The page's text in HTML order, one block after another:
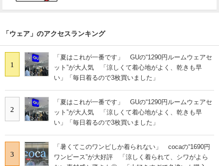
「ウェア」のアクセスランキング
1
「夏はこれが一番です」 GUの“1290円ルームウェアセ
ット”が大人気 「涼しくて着心地がよく、乾きも早
い」「毎日着るので3枚買いました」
2
「夏はこれが一番です」 GUの“1290円ルームウェアセ
ット”が大人気 「涼しくて着心地がよく、乾きも早
い」「毎日着るので3枚買いました」
3
「暑くてこのワンピしか着られない」 cocaの“1690円
ワンピース”が大好評 「涼しく着られて、シワがよら